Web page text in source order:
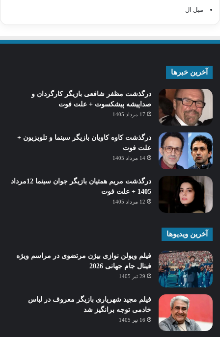
مبل ال
آخرین خبرها
درگذشت مظفر شافعی بازیگر کارگردان و
صداپیشه پیشکسوت + علت فوت
17 مرداد 1405
درگذشت کاوه کاویان بازیگر سینما و تلویزیون +
علت فوت
14 مرداد 1405
درگذشت مریم همتیان بازیگر جوان سینما 12مرداد
1405 + علت فوت
12 مرداد 1405
آخرین ویدیوها
فیلم ویولن نوازی بیژن مرتضوی در مراسم ویژه
فینال جام جهانی 2026
29 تیر 1405
فیلم مجید شهریاری بازیگر معروف در لباس
خادمی توجه برانگیز شد
16 تیر 1405